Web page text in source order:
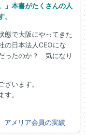
」本書がたくさんの人
態で大阪にやってきた
の日本法人CEOにな
ったのか？ 気になり
います。
。
アメリア会員の実績